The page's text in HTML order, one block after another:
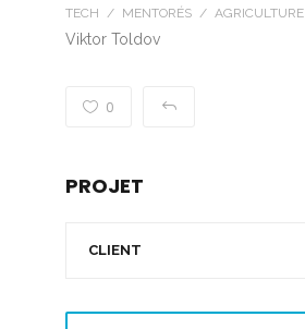
TECH / MENTORÉS / AGRICULTURE
Viktor Toldov
0
PROJET
CLIENT